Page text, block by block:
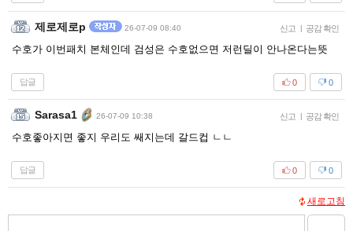
제로제로p 26-07-09 08:40 신고 | 공감 확인
수호가 이번패치 본체인데 검성은 수호없으면 저런딜이 안나온다는뜻
답글 0
0
Sarasa1 26-07-09 10:38 신고 | 공감 확인
수호좋아지면 좋지 우리도 쌔지는데 갈드컵 ㄴㄴ
답글 0
0
새로고침